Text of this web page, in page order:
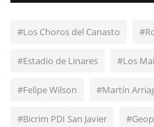
#Los Choros del Canasto
#Estadio de Linares #Los
#Felipe Wilson #Martín
#Bicrim PDI San Javier